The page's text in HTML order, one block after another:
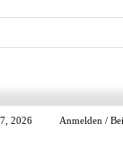
2026 Anmelden /